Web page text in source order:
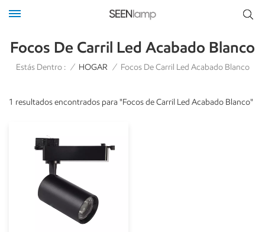
Focos De Carril Led Acabado Blanco
Estás Dentro : / HOGAR / Focos De Carril Led Acabado Blanco
1 resultados encontrados para "Focos de Carril Led Acabado Blanco"